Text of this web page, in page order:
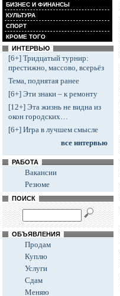
БИЗНЕС И ФИНАНСЫ
КУЛЬТУРА
СПОРТ
КРОМЕ ТОГО
ИНТЕРВЬЮ
[6+] Тридцатый турнир:
престижно, массово, всерьёз
Тема, поднятая ранее
[6+] Эти знаки – к ремонту
[12+] Эта жизнь не видна из
окон городских…
[6+] Игра в лучшем смысле
все интервью
РАБОТА
Вакансии
Резюме
ПОИСК
ОБЪЯВЛЕНИЯ
Продам
Куплю
Услуги
Сдам
Меняю